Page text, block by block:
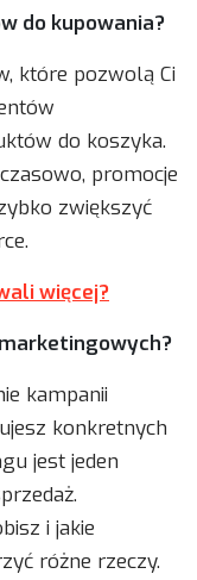
do kupowania?
które pozwolą Ci
do koszyka.
promocje
zwiększyć
więcej?
kampanii
konkretnych
jest jeden
i jakie
różne rzeczy.